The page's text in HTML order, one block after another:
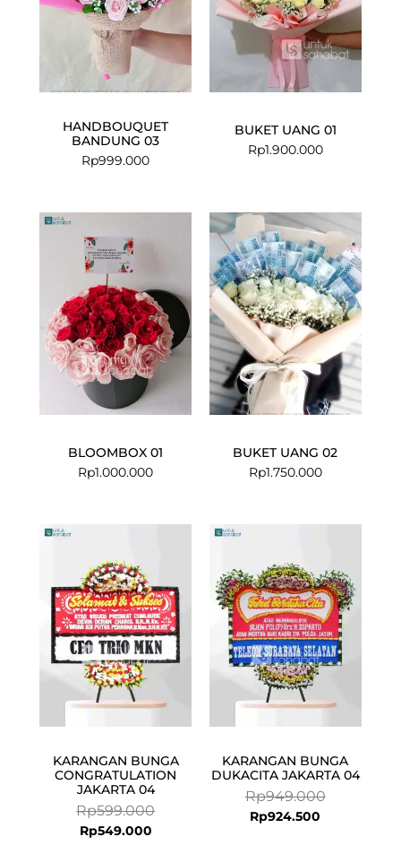
HANDBOUQUET
BANDUNG 03
Rp999.000
BUKET UANG 01
Rp1.900.000
BLOOMBOX 01
Rp1.000.000
BUKET UANG 02
Rp1.750.000
KARANGAN BUNGA
CONGRATULATION
JAKARTA 04
Rp599.000
Rp599.000.
Rp549.000
Rp549.000.
KARANGAN BUNGA
DUKACITA JAKARTA 04
Rp949.000
was:
Rp949.000.
Rp924.500
is:
Rp924.500.